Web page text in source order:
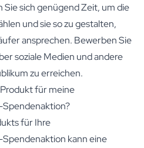
sich genügend Zeit, um die
und sie so zu gestalten,
ansprechen. Bewerben Sie
soziale Medien und andere
zu erreichen.
für meine
für Ihre
kann eine